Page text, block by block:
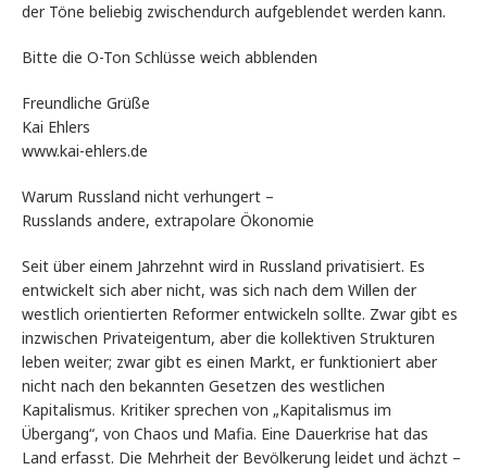
der Töne beliebig zwischendurch aufgeblendet werden kann.
Bitte die O-Ton Schlüsse weich abblenden
Freundliche Grüße
Kai Ehlers
www.kai-ehlers.de
Warum Russland nicht verhungert –
Russlands andere, extrapolare Ökonomie
Seit über einem Jahrzehnt wird in Russland privatisiert. Es
entwickelt sich aber nicht, was sich nach dem Willen der
westlich orientierten Reformer entwickeln sollte. Zwar gibt es
inzwischen Privateigentum, aber die kollektiven Strukturen
leben weiter; zwar gibt es einen Markt, er funktioniert aber
nicht nach den bekannten Gesetzen des westlichen
Kapitalismus. Kritiker sprechen von „Kapitalismus im
Übergang“, von Chaos und Mafia. Eine Dauerkrise hat das
Land erfasst. Die Mehrheit der Bevölkerung leidet und ächzt –